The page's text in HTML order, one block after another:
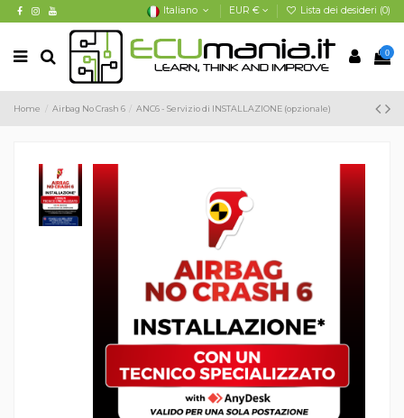
Italiano EUR € Lista dei desideri (0)
0
Home Airbag No Crash 6 ANC6 - Servizio di INSTALLAZIONE (opzionale)